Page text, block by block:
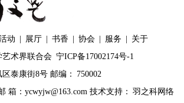
动 展厅 书香 协会 服务
关于
艺术界联合会 宁ICP备17002174号-1
泰康街8号 邮编：
750002
箱：ycwyjw@163.com 技术支持： 羽之科网络